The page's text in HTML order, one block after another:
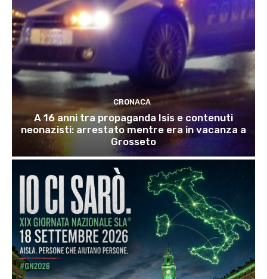
CRONACA
A 16 anni tra propaganda Isis e contenuti
neonazisti: arrestato mentre era in vacanza a
Grosseto